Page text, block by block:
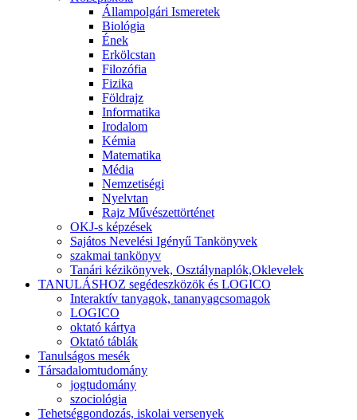
Állampolgári Ismeretek
Biológia
Ének
Erkölcstan
Filozófia
Fizika
Földrajz
Informatika
Irodalom
Kémia
Matematika
Média
Nemzetiségi
Nyelvtan
Rajz Művészettörténet
OKJ-s képzések
Sajátos Nevelési Igényű Tankönyvek
szakmai tankönyv
Tanári kézikönyvek, Osztálynaplók,Oklevelek
TANULÁSHOZ segédeszközök és LOGICO
Interaktív tanyagok, tananyagcsomagok
LOGICO
oktató kártya
Oktató táblák
Tanulságos mesék
Társadalomtudomány
jogtudomány
szociológia
Tehetséggondozás, iskolai versenyek